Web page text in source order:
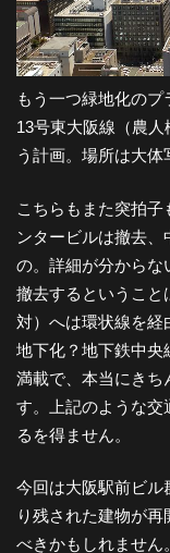
もう一つ緑地化の
13号東大阪線（農
う計画。場所は大体
こちらもまた突拍
ンタービルは撤去
の。詳細が分からな
撤去するということ
対）へは環状線を経
地下化？地下鉄中央
満載で、本当にきち
す。上記のような交
るを得ません。
今回は大阪駅前ビル
り残された建物が
べきかもしれません